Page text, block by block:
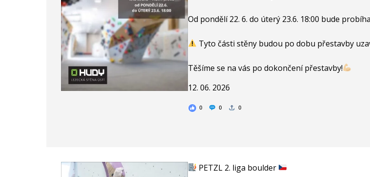
Od pondělí 22. 6. do úterý 23.6. 18:00 bude
Tyto části stěny budou po dobu přestavby
Těšíme se na vás po dokončení přestavby!
12. 06. 2026
0 0 0
PETZL 2. liga boulder